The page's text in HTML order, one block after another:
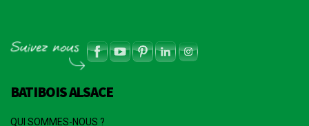
BATIBOIS ALSACE
QUI SOMMES-NOUS ?